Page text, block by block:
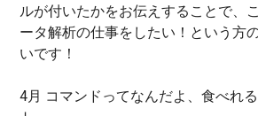
ルが付いたかをお伝えすることで、
ータ解析の仕事をしたい！という方
いです！
4月 コマンドってなんだよ、食べれ